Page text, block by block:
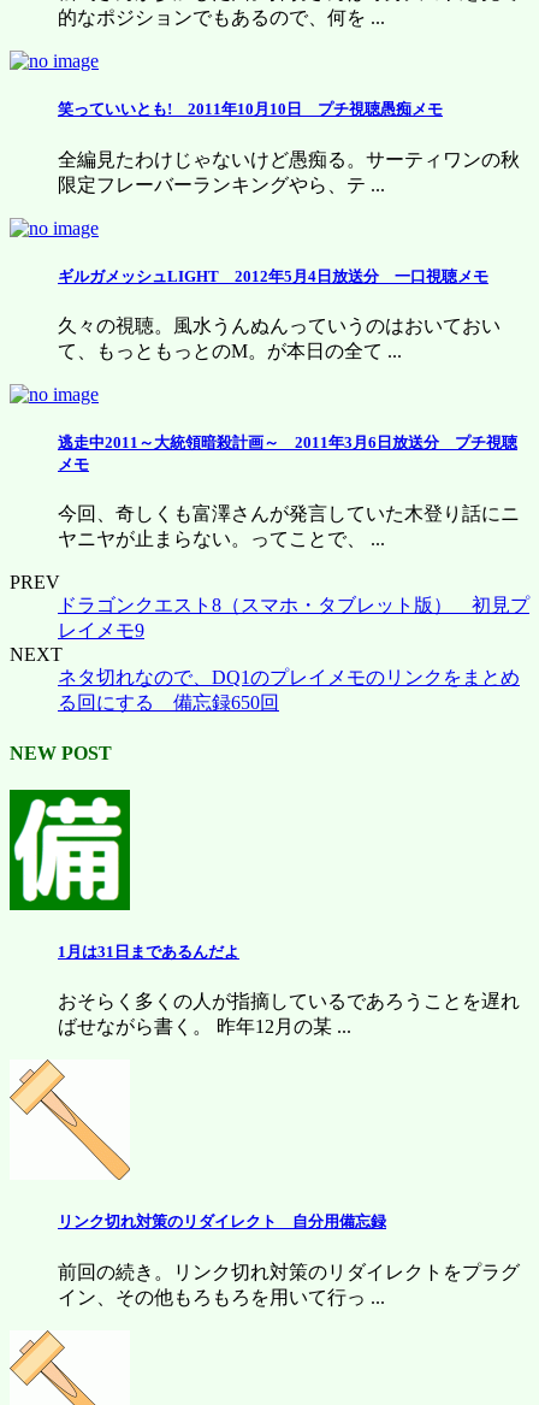
的なポジションでもあるので、何を ...
笑っていいとも! 2011年10月10日 プチ視聴愚痴メモ
全編見たわけじゃないけど愚痴る。サーティワンの秋
限定フレーバーランキングやら、テ ...
ギルガメッシュLIGHT 2012年5月4日放送分 一口視聴メモ
久々の視聴。風水うんぬんっていうのはおいておい
て、もっともっとのM。が本日の全て ...
逃走中2011～大統領暗殺計画～ 2011年3月6日放送分 プチ視聴
メモ
今回、奇しくも富澤さんが発言していた木登り話にニ
ヤニヤが止まらない。ってことで、 ...
PREV
ドラゴンクエスト8（スマホ・タブレット版） 初見プ
レイメモ9
NEXT
ネタ切れなので、DQ1のプレイメモのリンクをまとめ
る回にする 備忘録650回
NEW POST
1月は31日まであるんだよ
おそらく多くの人が指摘しているであろうことを遅れ
ばせながら書く。 昨年12月の某 ...
リンク切れ対策のリダイレクト 自分用備忘録
前回の続き。リンク切れ対策のリダイレクトをプラグ
イン、その他もろもろを用いて行っ ...